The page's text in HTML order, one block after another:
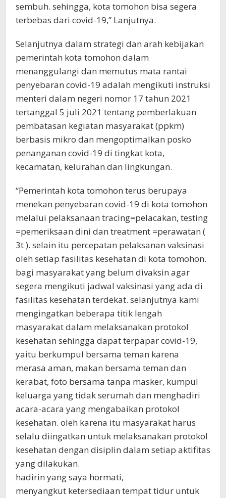
sembuh. sehingga, kota tomohon bisa segera
terbebas dari covid-19,” Lanjutnya.
Selanjutnya dalam strategi dan arah kebijakan
pemerintah kota tomohon dalam
menanggulangi dan memutus mata rantai
penyebaran covid-19 adalah mengikuti instruksi
menteri dalam negeri nomor 17 tahun 2021
tertanggal 5 juli 2021 tentang pemberlakuan
pembatasan kegiatan masyarakat (ppkm)
berbasis mikro dan mengoptimalkan posko
penanganan covid-19 di tingkat kota,
kecamatan, kelurahan dan lingkungan.
“Pemerintah kota tomohon terus berupaya
menekan penyebaran covid-19 di kota tomohon
melalui pelaksanaan tracing=pelacakan, testing
=pemeriksaan dini dan treatment =perawatan (
3t ). selain itu percepatan pelaksanan vaksinasi
oleh setiap fasilitas kesehatan di kota tomohon.
bagi masyarakat yang belum divaksin agar
segera mengikuti jadwal vaksinasi yang ada di
fasilitas kesehatan terdekat. selanjutnya kami
mengingatkan beberapa titik lengah
masyarakat dalam melaksanakan protokol
kesehatan sehingga dapat terpapar covid-19,
yaitu berkumpul bersama teman karena
merasa aman, makan bersama teman dan
kerabat, foto bersama tanpa masker, kumpul
keluarga yang tidak serumah dan menghadiri
acara-acara yang mengabaikan protokol
kesehatan. oleh karena itu masyarakat harus
selalu diingatkan untuk melaksanakan protokol
kesehatan dengan disiplin dalam setiap aktifitas
yang dilakukan.
hadirin yang saya hormati,
menyangkut ketersediaan tempat tidur untuk